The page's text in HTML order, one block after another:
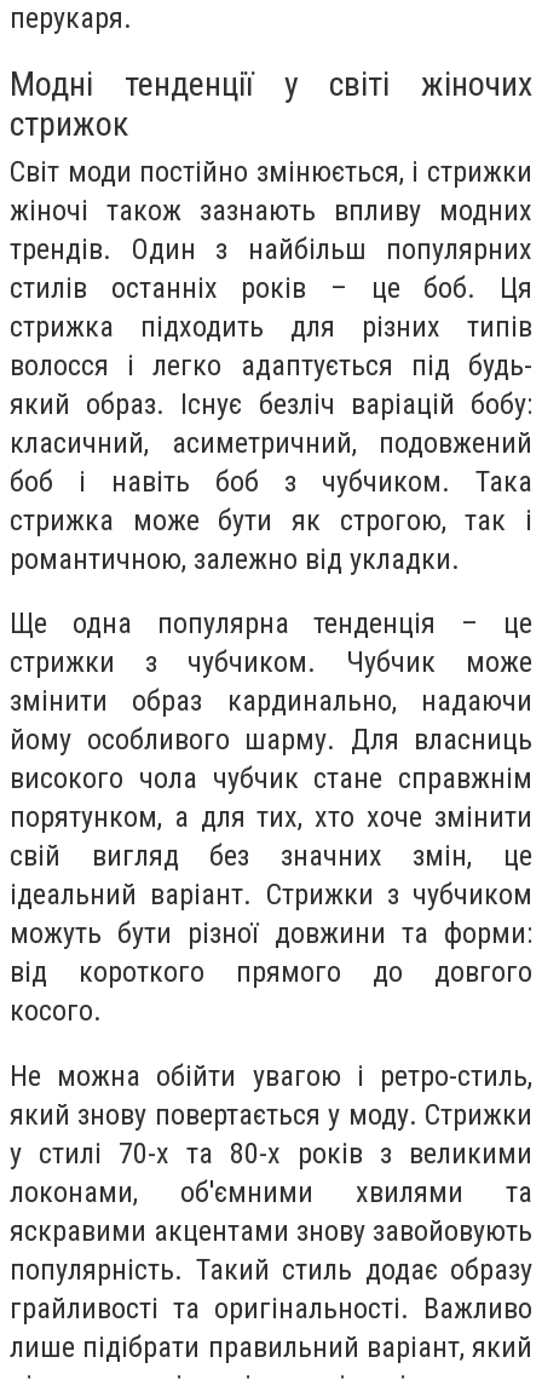
перукаря.
Модні тенденції у світі жіночих
стрижок
Світ моди постійно змінюється, і стрижки
жіночі також зазнають впливу модних
трендів. Один з найбільш популярних
стилів останніх років – це боб. Ця
стрижка підходить для різних типів
волосся і легко адаптується під будь-
який образ. Існує безліч варіацій бобу:
класичний, асиметричний, подовжений
боб і навіть боб з чубчиком. Така
стрижка може бути як строгою, так і
романтичною, залежно від укладки.
Ще одна популярна тенденція – це
стрижки з чубчиком. Чубчик може
змінити образ кардинально, надаючи
йому особливого шарму. Для власниць
високого чола чубчик стане справжнім
порятунком, а для тих, хто хоче змінити
свій вигляд без значних змін, це
ідеальний варіант. Стрижки з чубчиком
можуть бути різної довжини та форми:
від короткого прямого до довгого
косого.
Не можна обійти увагою і ретро-стиль,
який знову повертається у моду. Стрижки
у стилі 70-х та 80-х років з великими
локонами, об'ємними хвилями та
яскравими акцентами знову завойовують
популярність. Такий стиль додає образу
грайливості та оригінальності. Важливо
лише підібрати правильний варіант, який